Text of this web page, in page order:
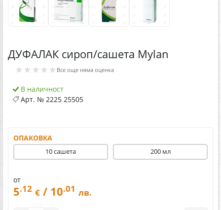
​ДУФАЛАК сироп/сашета Mylan
★★★★★ Все още няма оценка
В наличност
Арт. № 2225 25505
ОПАКОВКА
10 сашета 200 мл
от
5.12 € / 10.01 лв.